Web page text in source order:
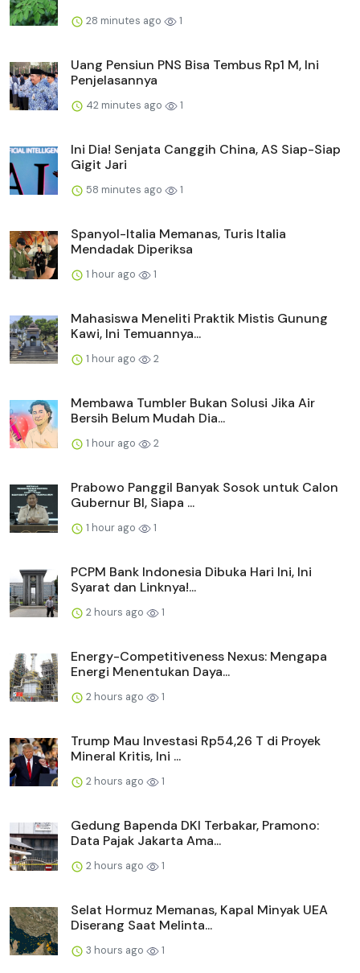
28 minutes ago 1
Uang Pensiun PNS Bisa Tembus Rp1 M, Ini
Penjelasannya
42 minutes ago 1
Ini Dia! Senjata Canggih China, AS Siap-Siap
Gigit Jari
58 minutes ago 1
Spanyol-Italia Memanas, Turis Italia
Mendadak Diperiksa
1 hour ago 1
Mahasiswa Meneliti Praktik Mistis Gunung
Kawi, Ini Temuannya...
1 hour ago 2
Membawa Tumbler Bukan Solusi Jika Air
Bersih Belum Mudah Dia...
1 hour ago 2
Prabowo Panggil Banyak Sosok untuk Calon
Gubernur BI, Siapa ...
1 hour ago 1
PCPM Bank Indonesia Dibuka Hari Ini, Ini
Syarat dan Linknya!...
2 hours ago 1
Energy-Competitiveness Nexus: Mengapa
Energi Menentukan Daya...
2 hours ago 1
Trump Mau Investasi Rp54,26 T di Proyek
Mineral Kritis, Ini ...
2 hours ago 1
Gedung Bapenda DKI Terbakar, Pramono:
Data Pajak Jakarta Ama...
2 hours ago 1
Selat Hormuz Memanas, Kapal Minyak UEA
Diserang Saat Melinta...
3 hours ago 1